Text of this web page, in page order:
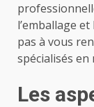
l’emballage
pas à vous
spécialisés
Les